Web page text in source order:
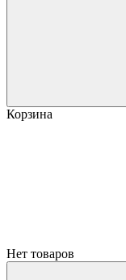
Корзина
Нет товаров